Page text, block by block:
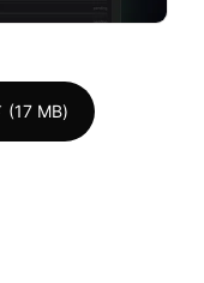
(17 MB)